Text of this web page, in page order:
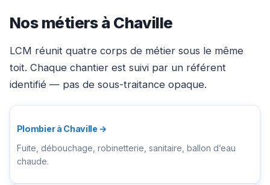
Nos métiers à Chaville
LCM réunit quatre corps de métier sous le même
toit. Chaque chantier est suivi par un référent
identifié — pas de sous-traitance opaque.
Plombier à Chaville →
Fuite, débouchage, robinetterie, sanitaire, ballon d’eau
chaude.